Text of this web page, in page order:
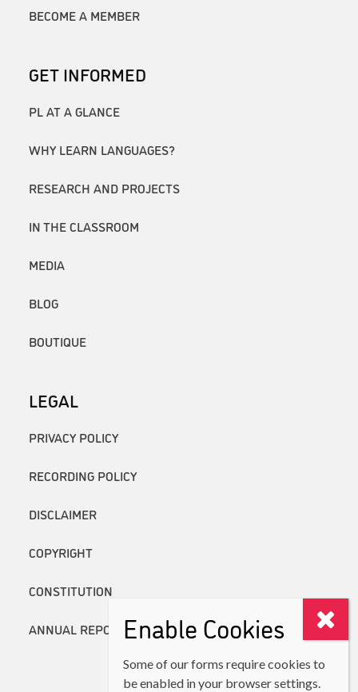
BECOME A MEMBER
GET INFORMED
PL AT A GLANCE
WHY LEARN LANGUAGES?
RESEARCH AND PROJECTS
IN THE CLASSROOM
MEDIA
BLOG
BOUTIQUE
LEGAL
PRIVACY POLICY
RECORDING POLICY
DISCLAIMER
COPYRIGHT
CONSTITUTION
ANNUAL REPORTSEnable Cookies
Some of our forms require cookies to
be enabled in your browser settings.